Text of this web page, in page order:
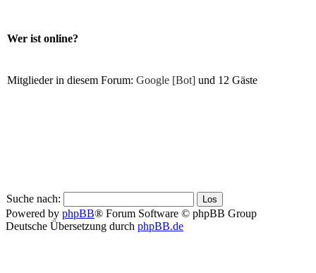
Wer ist online?
Mitglieder in diesem Forum: Google [Bot] und 12 Gäste
Suche nach:
Powered by phpBB® Forum Software © phpBB Group
Deutsche Übersetzung durch phpBB.de